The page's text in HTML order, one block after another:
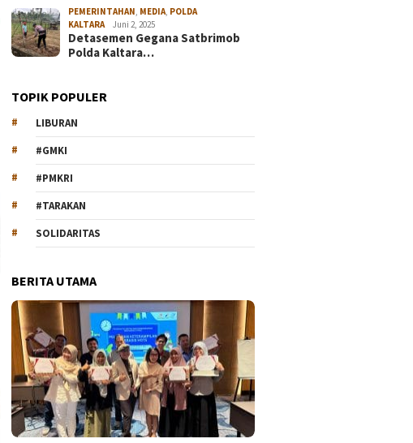
PEMERINTAHAN MEDIA POLDA
KALTARA
Juni 2, 2025
Detasemen Gegana Satbrimob
Polda Kaltara…
TOPIK POPULER
LIBURAN
#GMKI
#PMKRI
#TARAKAN
SOLIDARITAS
BERITA UTAMA